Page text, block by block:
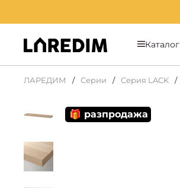
Каталог
ЛАРЕДИМ Серии Серия LACK
🎁 разпродажа